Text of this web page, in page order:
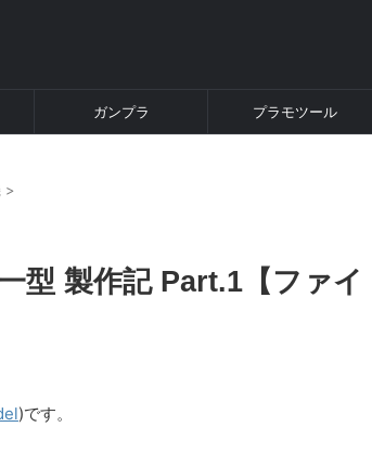
ガンプラ プラモツール
>
型 製作記 Part.1【ファイ
)です。